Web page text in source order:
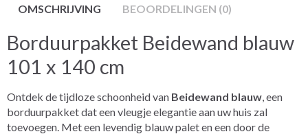
OMSCHRIJVING BEOORDELINGEN (0)
Borduurpakket Beidewand blauw
101 x 140 cm
Ontdek de tijdloze schoonheid van Beidewand blauw , een
borduurpakket dat een vleugje elegantie aan uw huis zal
toevoegen. Met een levendig blauw palet en een door de